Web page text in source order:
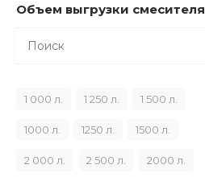
Объем выгрузки смесителя
1 000 л. 1 250 л. 1 500 л.
1000 л. 1250 л. 1500 л.
2 000 л. 2 500 л. 2000 л.